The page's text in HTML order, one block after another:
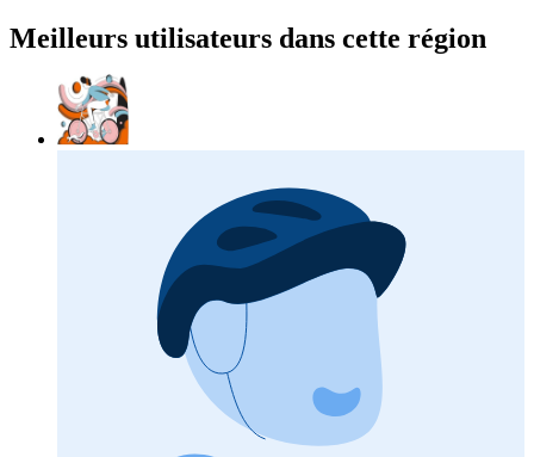
Meilleurs utilisateurs dans cette région